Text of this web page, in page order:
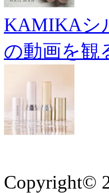
KAMIKAシ
の動画を観
Copyright©